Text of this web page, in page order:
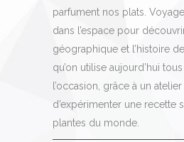
parfument nos plats.
dans l’espace pour
géographique et l’histoire
qu’on utilise aujourd’hui
l’occasion, grâce à un atelier
d’expérimenter une recette
plantes du monde.